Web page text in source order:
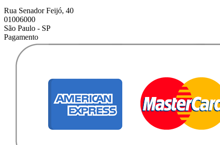
Rua Senador Feijó, 40
01006000
São Paulo - SP
Pagamento